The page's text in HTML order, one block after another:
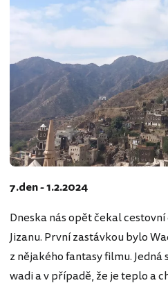
7.den - 1.2.2024
Dneska nás opět čekal
Jizanu. První zastávkou bylo
z nějakého fantasy filmu.
wadi a v případě, že je teplo a